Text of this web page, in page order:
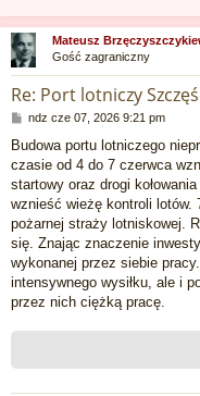
Mateusz
Gość zagraniczny
Re: Port lotniczy
P
s
t
ndz cze 07, 2026 9:21 pm
Budowa portu lotniczego
czasie od 4 do 7 czerwca
startowy oraz drogi
wznieść wieżę kontroli lotów.
pożarnej straży lotniskowej.
się. Znając znaczenie
wykonanej przez siebie
intensywnego wysiłku, ale i
przez nich ciężką pracę.